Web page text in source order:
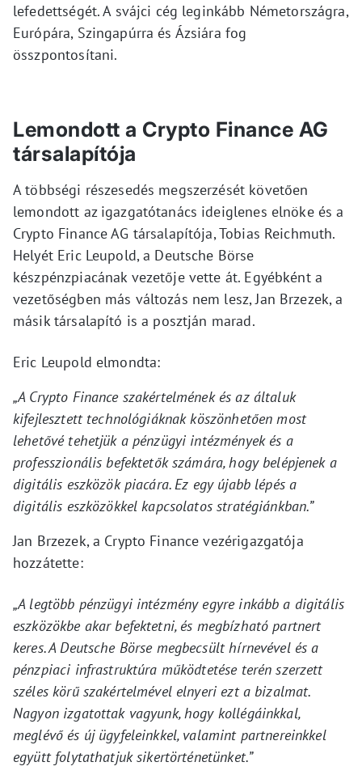
lefedettségét. A svájci cég leginkább Németországra,
Európára, Szingapúrra és Ázsiára fog
összpontosítani.
Lemondott a Crypto Finance AG
társalapítója
A többségi részesedés megszerzését követően
lemondott az igazgatótanács ideiglenes elnöke és a
Crypto Finance AG társalapítója, Tobias Reichmuth.
Helyét Eric Leupold, a Deutsche Börse
készpénzpiacának vezetője vette át. Egyébként a
vezetőségben más változás nem lesz, Jan Brzezek, a
másik társalapító is a posztján marad.
Eric Leupold elmondta:
„A Crypto Finance szakértelmének és az általuk
kifejlesztett technológiáknak köszönhetően most
lehetővé tehetjük a pénzügyi intézmények és a
professzionális befektetők számára, hogy belépjenek a
digitális eszközök piacára. Ez egy újabb lépés a
digitális eszközökkel kapcsolatos stratégiánkban.”
Jan Brzezek, a Crypto Finance vezérigazgatója
hozzátette:
„A legtöbb pénzügyi intézmény egyre inkább a digitális
eszközökbe akar befektetni, és megbízható partnert
keres. A Deutsche Börse megbecsült hírnevével és a
pénzpiaci infrastruktúra működtetése terén szerzett
széles körű szakértelmével elnyeri ezt a bizalmat.
Nagyon izgatottak vagyunk, hogy kollégáinkkal,
meglévő és új ügyfeleinkkel, valamint partnereinkkel
együtt folytathatjuk sikertörténetünket.”